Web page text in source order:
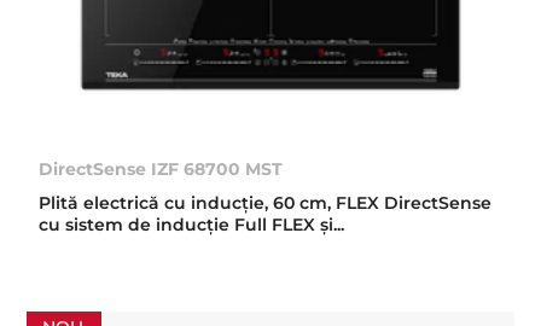
DirectSense IZF 68700 MST
Plită electrică cu inducţie, 60 cm, FLEX DirectSense
cu sistem de inducție Full FLEX şi...